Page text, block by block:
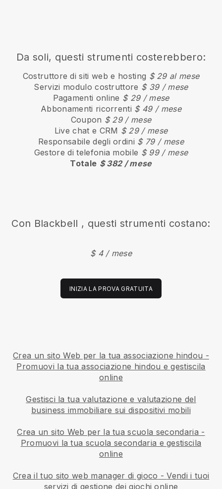
Da soli, questi strumenti costerebbero:
Costruttore di siti web e hosting $ 29 al mese
Servizi modulo costruttore $ 39 / mese
Pagamenti online $ 29 / mese
Abbonamenti ricorrenti $ 49 / mese
Coupon $ 29 / mese
Live chat e CRM $ 29 / mese
Responsabile degli ordini $ 79 / mese
Gestore di telefonia mobile $ 99 / mese
Totale $ 382 / mese
Con Blackbell , questi strumenti costano:
$ 4 / mese
INIZIA LA PROVA GRATUITA
Crea un sito Web per la tua associazione hindou -
Promuovi la tua associazione hindou e gestiscila
online
Gestisci la tua valutazione e valutazione del
business immobiliare sui dispositivi mobili
Crea un sito Web per la tua scuola secondaria -
Promuovi la tua scuola secondaria e gestiscila
online
Crea il tuo sito web manager di gioco -Vendi i tuoi
servizi di gestione dei giochi online